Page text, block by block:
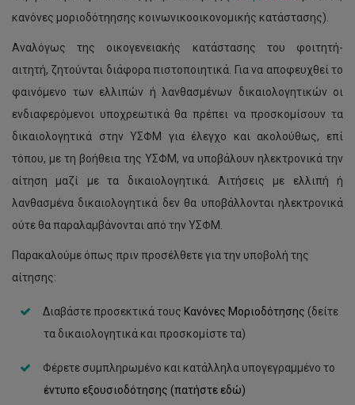
κανόνες μοριοδότηησης κοινωνικοοικονομικής κατάστασης).
Αναλόγως της οικογενειακής κατάστασης του φοιτητή-
αιτητή, ζητούνται διάφορα πιστοποιητικά. Για να αποφευχθεί το
φαινόμενο των ελλιπών ή λανθασμένων δικαιολογητικών οι
ενδιαφερόμενοι υποχρεωτικά θα πρέπει να προσκομίσουν τα
δικαιολογητικά στην ΥΣΦΜ για έλεγχο και ακολούθως, επί
τόπου, με τη βοήθεια της ΥΣΦΜ, να υποβάλουν ηλεκτρονικά την
αίτηση μαζί με τα δικαιολογητικά. Αιτήσεις με ελλιπή ή
λανθασμένα δικαιολογητικά δεν θα υποβάλλονται ηλεκτρονικά
ούτε θα παραλαμβάνονται από την ΥΣΦΜ.
Παρακαλούμε όπως πριν προσέλθετε για την υποβολή της
αίτησης:
Διαβάστε προσεκτικά τους Κανόνες Μοριοδότησης (δείτε
τα δικαιολογητικά και προσκομίστε τα)
Φέρετε συμπληρωμένο και κατάλληλα υπογεγραμμένο το
έντυπο εξουσιοδότησης (πατήστε εδώ)